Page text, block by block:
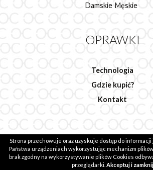
Damskie Męskie
OPRAWKI
Technologia
Gdzie kupić?
Kontakt
2020 © Ocean Group.Realizacja:
Strona przechowuje oraz uzyskuje dostęp do
Państwa urządzeniach wykorzystując mechanizm
brak zgodny na wykorzystywanie plików Cookies
przeglądarki. Akceptuj i zamknij